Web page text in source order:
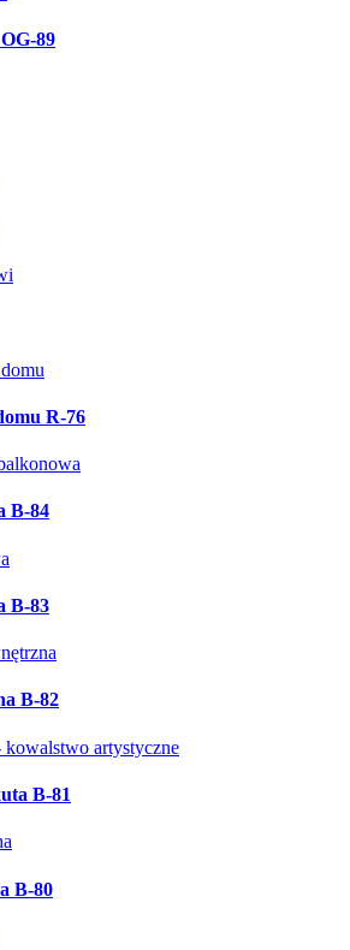
89
R-76
B-84
B-83
B-82
B-81
B-80